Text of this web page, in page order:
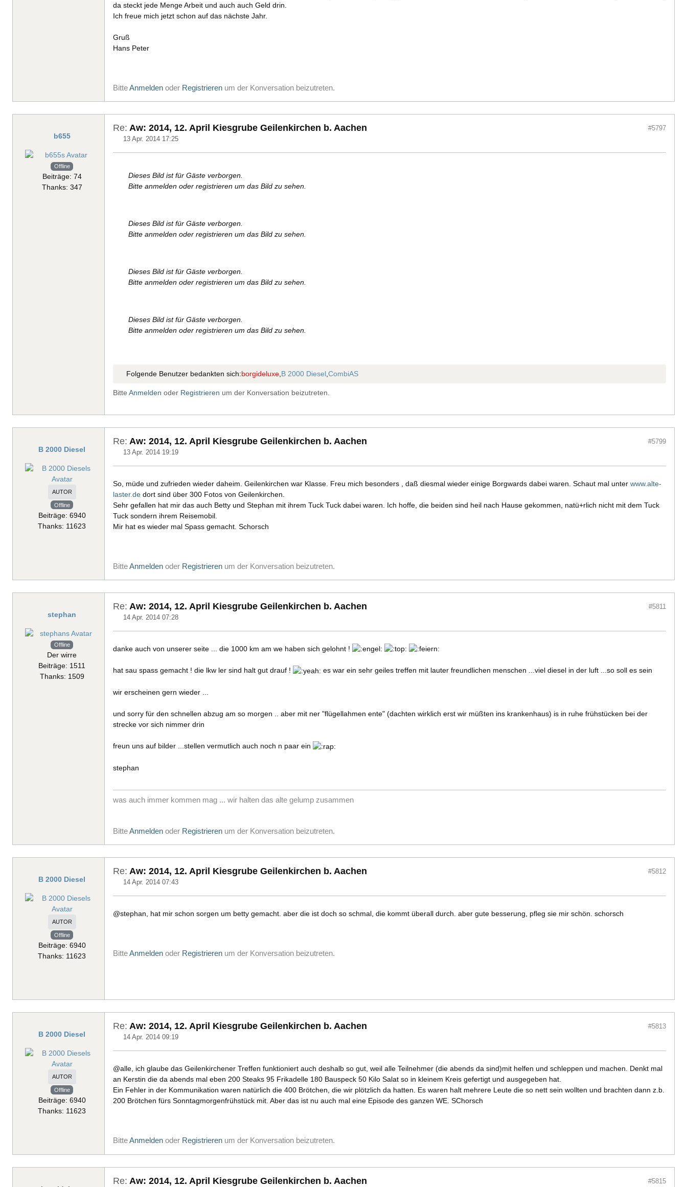
da steckt jede Menge Arbeit und auch auch Geld drin.
Ich freue mich jetzt schon auf das nächste Jahr.
Gruß
Hans Peter
BitteAnmelden oder Registrieren um der Konversation beizutreten.
b655
Offline
Beiträge: 74
Thanks: 347
Re: Aw: 2014, 12. April Kiesgrube Geilenkirchen b. Aachen
13 Apr. 2014 17:25
#5797
Dieses Bild ist für Gäste verborgen.
Bitte anmelden oder registrieren um das Bild zu sehen.
Dieses Bild ist für Gäste verborgen.
Bitte anmelden oder registrieren um das Bild zu sehen.
Dieses Bild ist für Gäste verborgen.
Bitte anmelden oder registrieren um das Bild zu sehen.
Dieses Bild ist für Gäste verborgen.
Bitte anmelden oder registrieren um das Bild zu sehen.
Folgende Benutzer bedankten sich:borgideluxe, B 2000 Diesel, CombiAS
Bitte Anmelden oder Registrieren um der Konversation beizutreten.
B 2000 Diesel
AUTOR
Offline
Beiträge: 6940
Thanks: 11623
Re: Aw: 2014, 12. April Kiesgrube Geilenkirchen b. Aachen
13 Apr. 2014 19:19
#5799
So, müde und zufrieden wieder daheim. Geilenkirchen war Klasse. Freu mich besonders , daß diesmal wieder einige Borgwards dabei waren. Schaut mal unter www.alte-
laster.de dort sind über 300 Fotos von Geilenkirchen.
Sehr gefallen hat mir das auch Betty und Stephan mit ihrem Tuck Tuck dabei waren. Ich hoffe, die beiden sind heil nach Hause gekommen, natü+rlich nicht mit dem Tuck
Tuck sondern ihrem Reisemobil.
Mir hat es wieder mal Spass gemacht. Schorsch
BitteAnmelden oder Registrieren um der Konversation beizutreten.
stephan
Offline
Der wirre
Beiträge: 1511
Thanks: 1509
Re: Aw: 2014, 12. April Kiesgrube Geilenkirchen b. Aachen
14 Apr. 2014 07:28
#5811
danke auch von unserer seite ... die 1000 km am we haben sich gelohnt !
hat sau spass gemacht ! die lkw ler sind halt gut drauf ! es war ein sehr geiles treffen mit lauter freundlichen menschen ...viel diesel in der luft ...so soll es sein
wir erscheinen gern wieder ...
und sorry für den schnellen abzug am so morgen .. aber mit ner "flügellahmen ente" (dachten wirklich erst wir müßten ins krankenhaus) is in ruhe frühstücken bei der
strecke vor sich nimmer drin
freun uns auf bilder ...stellen vermutlich auch noch n paar ein
stephan
was auch immer kommen mag ... wir halten das alte gelump zusammen
BitteAnmelden oder Registrieren um der Konversation beizutreten.
B 2000 Diesel
AUTOR
Offline
Beiträge: 6940
Thanks: 11623
Re: Aw: 2014, 12. April Kiesgrube Geilenkirchen b. Aachen
14 Apr. 2014 07:43
#5812
@stephan, hat mir schon sorgen um betty gemacht. aber die ist doch so schmal, die kommt überall durch. aber gute besserung, pfleg sie mir schön. schorsch
BitteAnmelden oder Registrieren um der Konversation beizutreten.
B 2000 Diesel
AUTOR
Offline
Beiträge: 6940
Thanks: 11623
Re: Aw: 2014, 12. April Kiesgrube Geilenkirchen b. Aachen
14 Apr. 2014 09:19
#5813
@alle, ich glaube das Geilenkirchener Treffen funktioniert auch deshalb so gut, weil alle Teilnehmer (die abends da sind)mit helfen und schleppen und machen. Denkt mal
an Kerstin die da abends mal eben 200 Steaks 95 Frikadelle 180 Bauspeck 50 Kilo Salat so in kleinem Kreis gefertigt und ausgegeben hat.
Ein Fehler in der Kommunikation waren natürlich die 400 Brötchen, die wir plötzlich da hatten. Es waren halt mehrere Leute die so nett sein wollten und brachten dann z.b.
200 Brötchen fürs Sonntagmorgenfrühstück mit. Aber das ist nu auch mal eine Episode des ganzen WE. SChorsch
BitteAnmelden oder Registrieren um der Konversation beizutreten.
Re: Aw: 2014, 12. April Kiesgrube Geilenkirchen b. Aachen #5815